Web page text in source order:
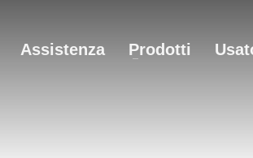
Assistenza Prodotti